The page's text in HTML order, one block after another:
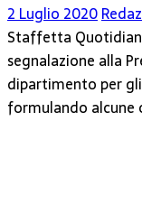
2 Luglio 2020
Staffetta
segnalazione alla
dipartimento per
formulando alcune